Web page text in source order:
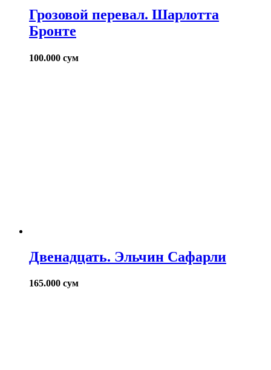
Грозовой перевал. Шарлотта
Бронте
100.000 сум
Двенадцать. Эльчин Сафарли
165.000 сум